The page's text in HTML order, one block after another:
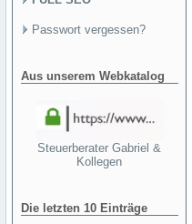
Passwort vergessen?
Aus unserem Webkatalog
Steuerberater Gabriel &
Kollegen
Die letzten 10 Einträge